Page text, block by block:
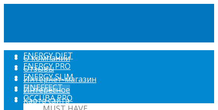
О компании
Отзывы
Интернет-магазин
Интересное
Карта сайта
ENERGY DIET
ENERGY PRO
ENERGY SLIM
FINEFFECT
OCCUBA PRO